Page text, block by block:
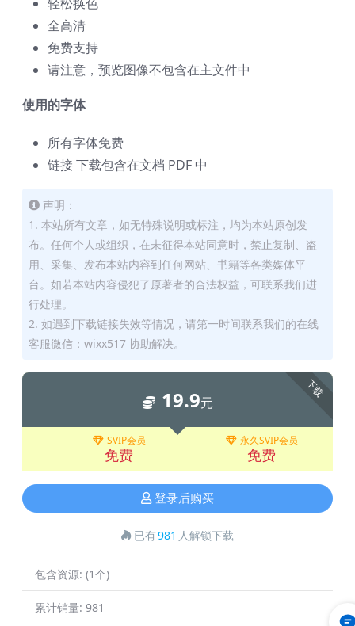
全高清
免费支持
请注意，预览图像不包含在主文件中
使用的字体
所有字体免费
链接 下载包含在文档 PDF 中
声明：
1. 本站所有文章，如无特殊说明或标注，均为本站原创发
布。任何个人或组织，在未征得本站同意时，禁止复制、盗
用、采集、发布本站内容到任何网站、书籍等各类媒体平
台。如若本站内容侵犯了原著者的合法权益，可联系我们进
行处理。
2. 如遇到下载链接失效等情况，请第一时间联系我们的在线
客服微信：wixx517 协助解决。
下载
19.9元
SVIP会员
免费
永久SVIP会员
免费
登录后购买
已有981 人解锁下载
包含资源: (1个)
累计销量: 981